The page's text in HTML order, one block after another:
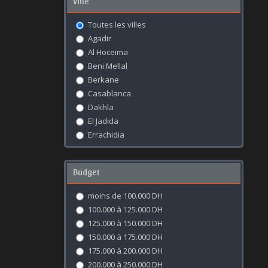
Toutes les villes
Agadir
Al Hoceima
Beni Mellal
Berkane
Casablanca
Dakhla
El Jadida
Errachidia
Essaouira
Fès
Kénitra
Budget
moins de 100.000 DH
100.000 à 125.000 DH
125.000 à 150.000 DH
150.000 à 175.000 DH
175.000 à 200.000 DH
200.000 à 250.000 DH